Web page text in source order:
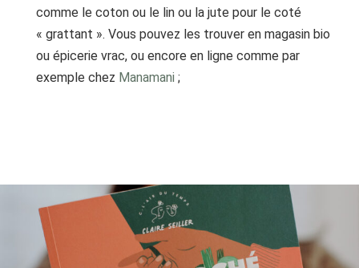
comme le coton ou le lin ou la jute pour le coté
« grattant ». Vous pouvez les trouver en magasin bio
ou épicerie vrac, ou encore en ligne comme par
exemple chez Manamani ;